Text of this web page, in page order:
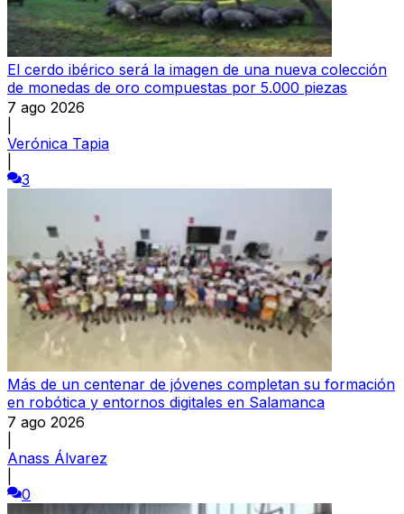
El cerdo ibérico será la imagen de una nueva colección
de monedas de oro compuestas por 5.000 piezas
7 ago 2026
Verónica Tapia
3
Más de un centenar de jóvenes completan su formación
en robótica y entornos digitales en Salamanca
7 ago 2026
Anass Álvarez
0